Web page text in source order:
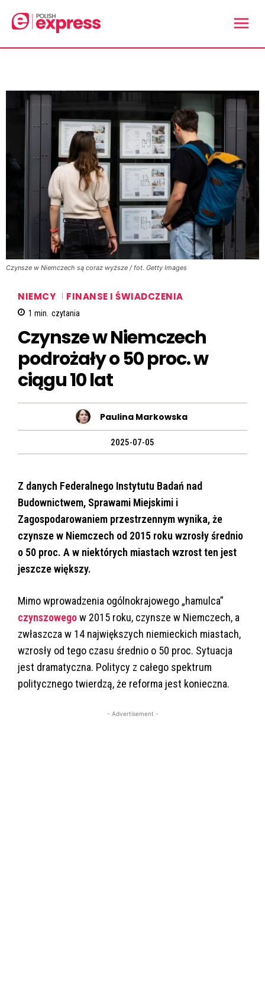
Czynsze w Niemczech są coraz wyższe / fot. Getty Images
NIEMCY FINANSE I ŚWIADCZENIA
1 min. czytania
Czynsze w Niemczech
podrożały o 50 proc. w
ciągu 10 lat
Paulina Markowska
2025-07-05
Z danych Federalnego Instytutu Badań nad
Budownictwem, Sprawami Miejskimi i
Zagospodarowaniem przestrzennym wynika, że
czynsze w Niemczech od 2015 roku wzrosły średnio
o 50 proc. A w niektórych miastach wzrost ten jest
jeszcze większy.
Mimo wprowadzenia ogólnokrajowego „hamulca”
czynszowegow 2015 roku, czynsze w Niemczech, a
zwłaszcza w 14 największych niemieckich miastach,
wzrosły od tego czasu średnio o 50 proc. Sytuacja
jest dramatyczna. Politycy z całego spektrum
politycznego twierdzą, że reforma jest konieczna.
- Advertisement -